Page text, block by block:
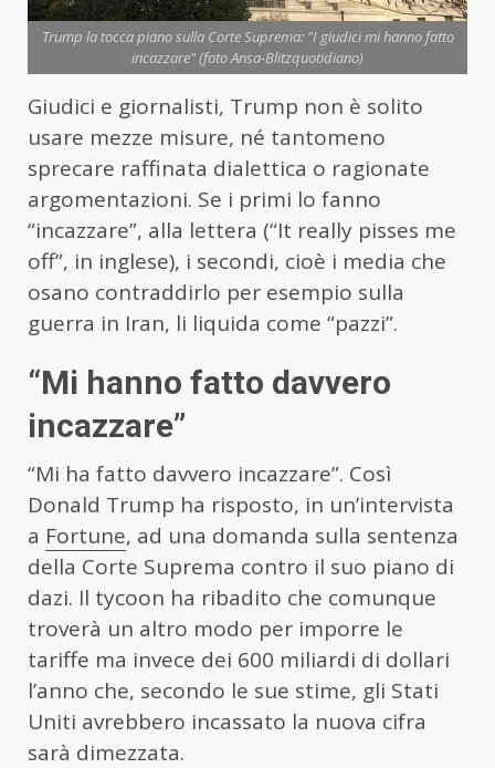
Trump la tocca piano sulla Corte Suprema: "I giudici mi hanno fatto
incazzare" (foto Ansa-Blitzquotidiano)
Giudici e giornalisti, Trump non è solito
usare mezze misure, né tantomeno
sprecare raffinata dialettica o ragionate
argomentazioni. Se i primi lo fanno
“incazzare”, alla lettera (“It really pisses me
off”, in inglese), i secondi, cioè i media che
osano contraddirlo per esempio sulla
guerra in Iran, li liquida come “pazzi”.
“Mi hanno fatto davvero
incazzare”
“Mi ha fatto davvero incazzare”. Così
Donald Trump ha risposto, in un’intervista
a Fortune, ad una domanda sulla sentenza
della Corte Suprema contro il suo piano di
dazi. Il tycoon ha ribadito che comunque
troverà un altro modo per imporre le
tariffe ma invece dei 600 miliardi di dollari
l’anno che, secondo le sue stime, gli Stati
Uniti avrebbero incassato la nuova cifra
sarà dimezzata.